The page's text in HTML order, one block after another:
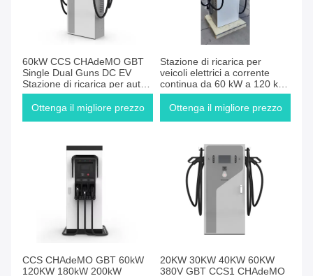
60kW CCS CHAdeMO GBT
Single Dual Guns DC EV
Stazione di ricarica per auto
elettriche Caricabatterie
OCPP 1.6J Conforme
Ottenga il migliore prezzo
Stazione di ricarica per
veicoli elettrici a corrente
continua da 60 kW a 120 kW
con CCS CHAdeMO GBT DC
Fast Charger Dual Guns
Ottenga il migliore prezzo
CCS CHAdeMO GBT 60kW
120KW 180kW 200kW
20KW 30KW 40KW 60KW
380V GBT CCS1 CHAdeMO